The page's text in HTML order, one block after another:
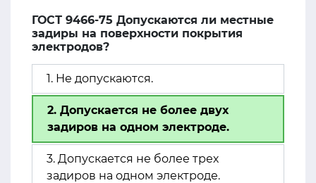
ГОСТ 9466-75 Допускаются ли местные
задиры на поверхности покрытия
электродов?
1. Не допускаются.
2. Допускается не более двух
задиров на одном электроде.
3. Допускается не более трех
задиров на одном электроде.